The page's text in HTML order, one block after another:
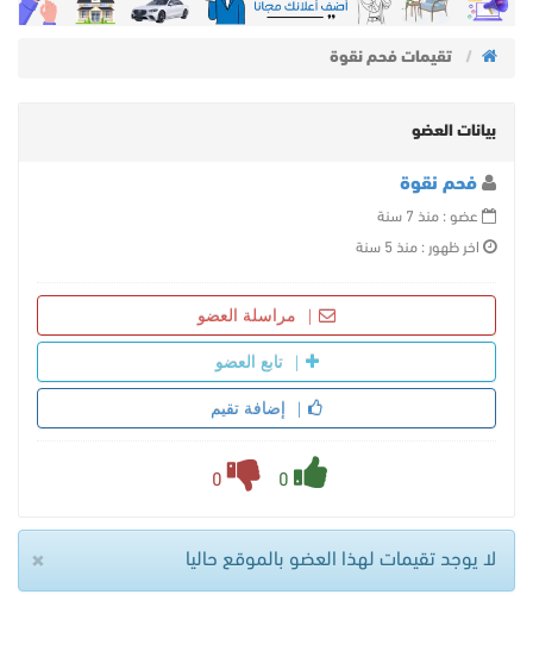
تقيمات فحم نقوة
بيانات العضو
فحم نقوة
عضو : منذ 7 سنة
اخر ظهور : منذ 5 سنة
مراسلة العضو
تابع العضو
إضافة تقيم
0
0
× لا يوجد تقيمات لهذا العضو بالموقع حاليا